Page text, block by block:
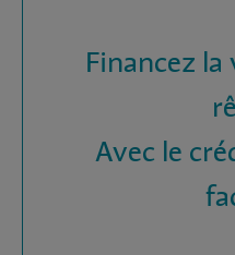
Financez
Avec le